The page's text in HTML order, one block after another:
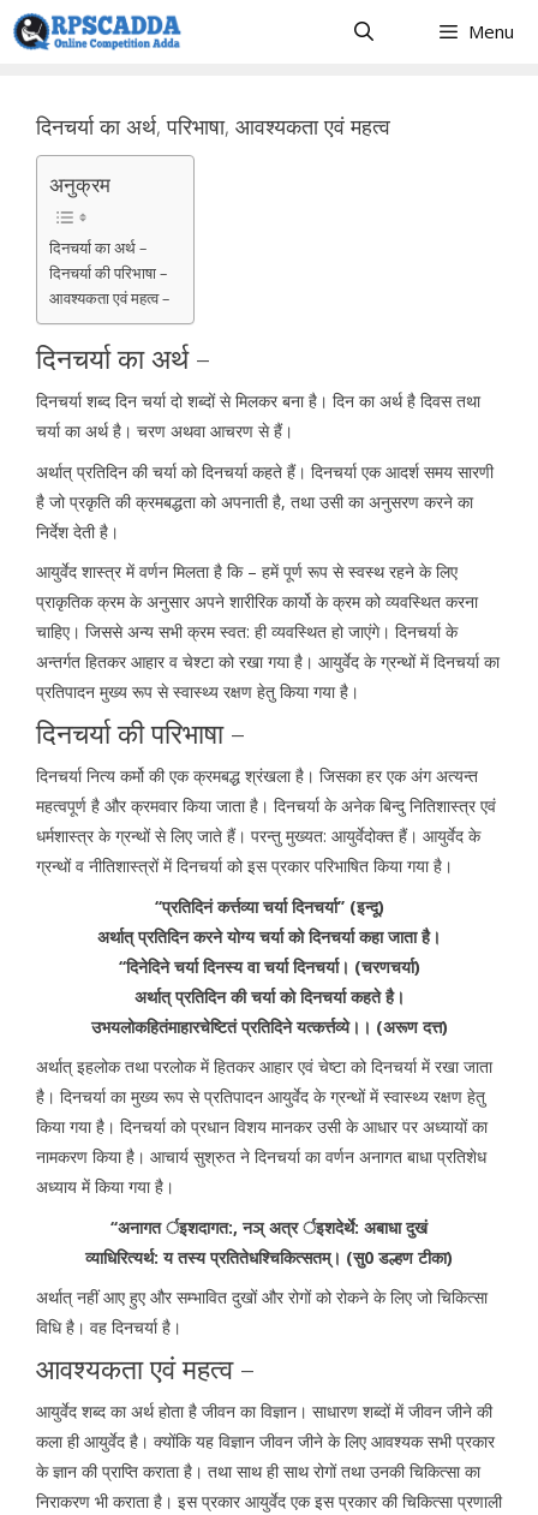
Skip
to
Menu
दिनचर्या का अर्थ, परिभाषा, आवश्यकता एवं महत्व
अनुक्रम
दिनचर्या का अर्थ –
दिनचर्या की परिभाषा –
आवश्यकता एवं महत्व –
दिनचर्या का अर्थ –
दिनचर्या शब्द दिन चर्या दो शब्दों से मिलकर बना है। दिन का अर्थ है दिवस तथा
चर्या का अर्थ है। चरण अथवा आचरण से हैं।
अर्थात् प्रतिदिन की चर्या को दिनचर्या कहते हैं। दिनचर्या एक आदर्श समय सारणी
है जो प्रकृति की क्रमबद्धता को अपनाती है, तथा उसी का अनुसरण करने का
निर्देश देती है।
आयुर्वेद शास्त्र में वर्णन मिलता है कि – हमें पूर्ण रूप से स्वस्थ रहने के लिए
प्राकृतिक क्रम के अनुसार अपने शारीरिक कार्यो के क्रम को व्यवस्थित करना
चाहिए। जिससे अन्य सभी क्रम स्वत: ही व्यवस्थित हो जाएंगे। दिनचर्या के
अन्तर्गत हितकर आहार व चेश्टा को रखा गया है। आयुर्वेद के ग्रन्थों में दिनचर्या का
प्रतिपादन मुख्य रूप से स्वास्थ्य रक्षण हेतु किया गया है।
दिनचर्या की परिभाषा –
दिनचर्या नित्य कर्मो की एक क्रमबद्ध श्रंखला है। जिसका हर एक अंग अत्यन्त
महत्वपूर्ण है और क्रमवार किया जाता है। दिनचर्या के अनेक बिन्दु नितिशास्त्र एवं
धर्मशास्त्र के ग्रन्थों से लिए जाते हैं। परन्तु मुख्यत: आयुर्वेदोक्त हैं। आयुर्वेद के
ग्रन्थों व नीतिशास्त्रों में दिनचर्या को इस प्रकार परिभाषित किया गया है।
‘‘प्रतिदिनं कर्त्तव्या चर्या दिनचर्या’’ (इन्दू)
अर्थात् प्रतिदिन करने योग्य चर्या को दिनचर्या कहा जाता है।
‘‘दिनेदिने चर्या दिनस्य वा चर्या दिनचर्या। (चरणचर्या)
अर्थात् प्रतिदिन की चर्या को दिनचर्या कहते है।
उभयलोकहितंमाहारचेष्टितं प्रतिदिने यत्कर्त्तव्ये।। (अरूण दत्त)
अर्थात् इहलोक तथा परलोक में हितकर आहार एवं चेष्टा को दिनचर्या में रखा जाता
है। दिनचर्या का मुख्य रूप से प्रतिपादन आयुर्वेद के ग्रन्थों में स्वास्थ्य रक्षण हेतु
किया गया है। दिनचर्या को प्रधान विशय मानकर उसी के आधार पर अध्यायों का
नामकरण किया है। आचार्य सुश्रुत ने दिनचर्या का वर्णन अनागत बाधा प्रतिशेध
अध्याय में किया गया है।
‘‘अनागत र्इशदागत:, नञ् अत्र र्इशदेर्थे: अबाधा दुखं
व्याधिरित्यर्थ: य तस्य प्रतितेधश्चिकित्सतम्। (सु0 डल्हण टीका)
अर्थात् नहीं आए हुए और सम्भावित दुखों और रोगों को रोकने के लिए जो चिकित्सा
विधि है। वह दिनचर्या है।
आवश्यकता एवं महत्व –
आयुर्वेद शब्द का अर्थ होता है जीवन का विज्ञान। साधारण शब्दों में जीवन जीने की
कला ही आयुर्वेद है। क्योंकि यह विज्ञान जीवन जीने के लिए आवश्यक सभी प्रकार
के ज्ञान की प्राप्ति कराता है। तथा साथ ही साथ रोगों तथा उनकी चिकित्सा का
निराकरण भी कराता है। इस प्रकार आयुर्वेद एक इस प्रकार की चिकित्सा प्रणाली